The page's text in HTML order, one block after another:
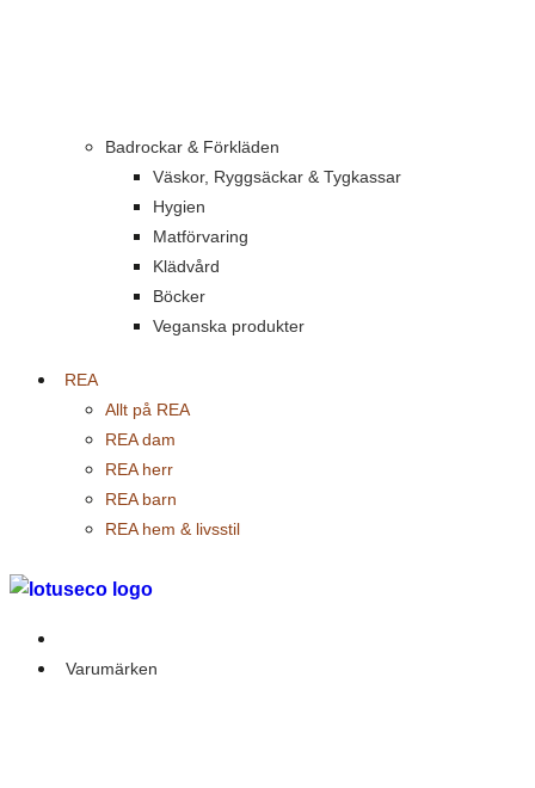
Badrockar & Förkläden
Väskor, Ryggsäckar & Tygkassar
Hygien
Matförvaring
Klädvård
Böcker
Veganska produkter
REA
Allt på REA
REA dam
REA herr
REA barn
REA hem & livsstil
Varumärken